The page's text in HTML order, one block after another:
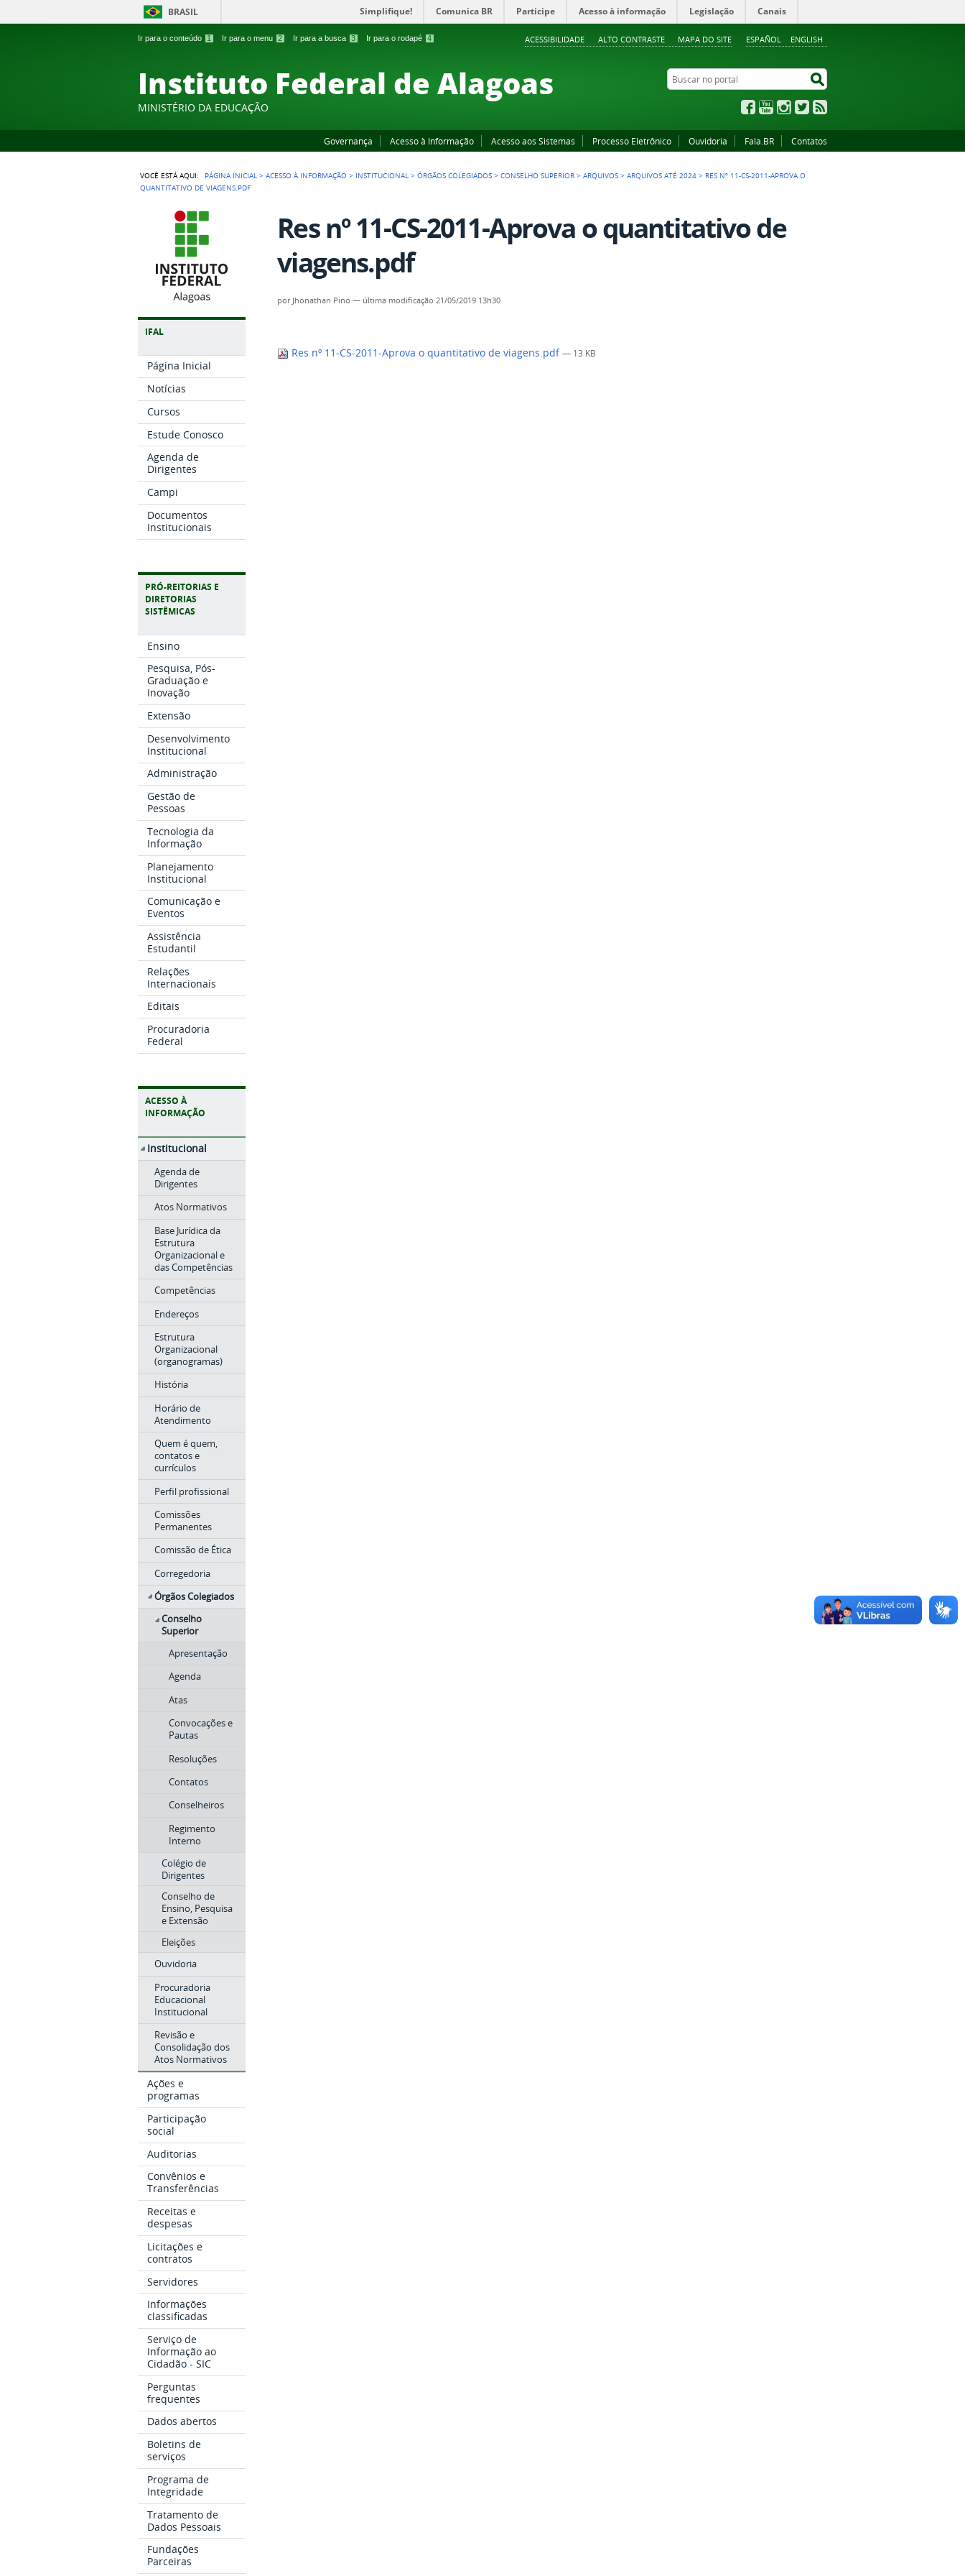
Ir para o conteúdo 1 Ir para o menu 2 Ir para a busca 3 Ir para o rodapé 4 ESPAÑOL ENGLISH
ACESSIBILIDADE ALTO CONTRASTE MAPA DO SITE
BRASIL Simplifique! Comunica BR Participe Acesso à informação Legislação Canais
Instituto Federal de Alagoas
MINISTÉRIO DA EDUCAÇÃO
Buscar no portal
FacebookYouTubeInstagram
Twitter
Governança Acesso à Informação Acesso aos Sistemas Processo Eletrônico Ouvidoria Fala.BR Contatos
VOCÊ ESTÁ AQUI: PÁGINA INICIAL >ACESSO À INFORMAÇÃO > INSTITUCIONAL >ÓRGÃOS COLEGIADOS >CONSELHO SUPERIOR >ARQUIVOS >ARQUIVOS ATÉ 2024 > RES Nº 11-CS-2011-APROVA O
QUANTITATIVO DE VIAGENS.PDF
IFAL
Página Inicial
Notícias
Cursos
Estude Conosco
Agenda de
Dirigentes
Campi
Documentos
Institucionais
PRÓ-REITORIAS E
DIRETORIAS
SISTÊMICAS
Ensino
Pesquisa, Pós-
Graduação e
Inovação
Extensão
Desenvolvimento
Institucional
Administração
Gestão de
Pessoas
Tecnologia da
Informação
Planejamento
Institucional
Comunicação e
Eventos
Assistência
Estudantil
Relações
Internacionais
Editais
Procuradoria
Federal
ACESSO À
INFORMAÇÃO
Institucional
Agenda de
Dirigentes
Atos Normativos
Base Jurídica da
Estrutura
Organizacional e
das Competências
Competências
Endereços
Estrutura
Organizacional
(organogramas)
História
Horário de
Atendimento
Quem é quem,
contatos e
currículos
Perfil profissional
Comissões
Permanentes
Comissão de Ética
Corregedoria
Órgãos Colegiados
Conselho
Superior
Apresentação
Agenda
Atas
Convocações e
Pautas
Resoluções
Contatos
Conselheiros
Regimento
Interno
Colégio de
Dirigentes
Conselho de
Ensino, Pesquisa
e Extensão
Eleições
Ouvidoria
Procuradoria
Educacional
Institucional
Revisão e
Consolidação dos
Atos Normativos
Ações e
programas
Participação
social
Auditorias
Convênios e
Transferências
Receitas e
despesas
Licitações e
contratos
Servidores
Informações
classificadas
Serviço de
Informação ao
Cidadão - SIC
Perguntas
frequentes
Dados abertos
Boletins de
serviços
Programa de
Integridade
Tratamento de
Dados Pessoais
Fundações
Parceiras
Res nº 11-CS-2011-Aprova o quantitativo de
viagens.pdf
por Jhonathan Pino — última modificação 21/05/2019 13h30
Res nº 11-CS-2011-Aprova o quantitativo de viagens.pdf— 13 KB